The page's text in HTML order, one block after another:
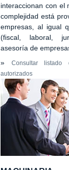
interaccionan con el
complejidad está
empresas, al igual
(fiscal, laboral,
asesoría de
» Consultar listado
autorizados